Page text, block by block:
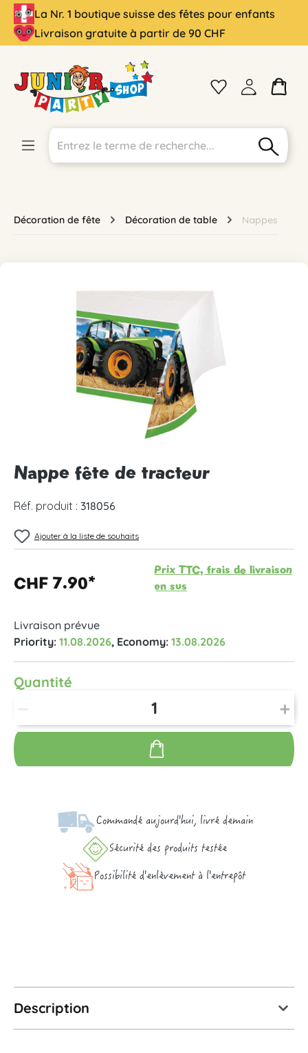
principal
La Nr. 1 boutique suisse des fêtes pour enfants
Livraison gratuite à partir de 90 CHF
Décoration de fête Décoration de table Nappes
Nappe fête de tracteur
Réf. produit : 318056
Ajouter à la liste de souhaits
CHF 7.90*
Prix TTC, frais de livraison
en sus
Livraison prévue
Priority: 11.08.2026, Economy: 13.08.2026
Quantité
Commandé aujourd'hui, livré demain
Sécurité des produits testée
Possibilité d'enlèvement à l'entrepôt
Description